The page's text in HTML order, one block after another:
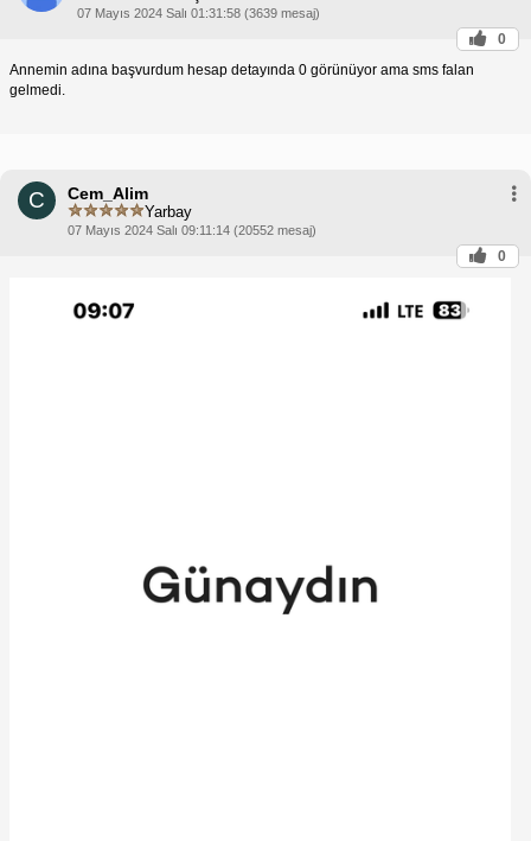
07 Mayıs 2024 Salı 01:31:58 (3639 mesaj)
0
Annemin adına başvurdum hesap detayında 0 görünüyor ama sms falan
gelmedi.
C Cem_Alim
Yarbay
07 Mayıs 2024 Salı 09:11:14 (20552 mesaj)
0